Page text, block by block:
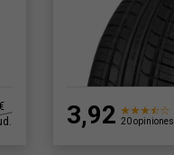
€
3,92 20 opiniones